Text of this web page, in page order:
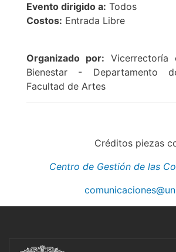
Evento dirigido a: Todos
Costos: Entrada Libre
Organizado por:
Bienestar - Departamento
Facultad de Artes
Créditos piezas
Centro de Gestión de las